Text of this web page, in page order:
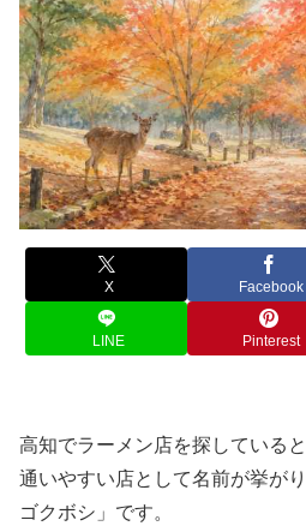
X Facebook
LINE Pinterest
高知でラーメン店を探している
通いやすい店として名前が挙が
ゴクボシ」です。